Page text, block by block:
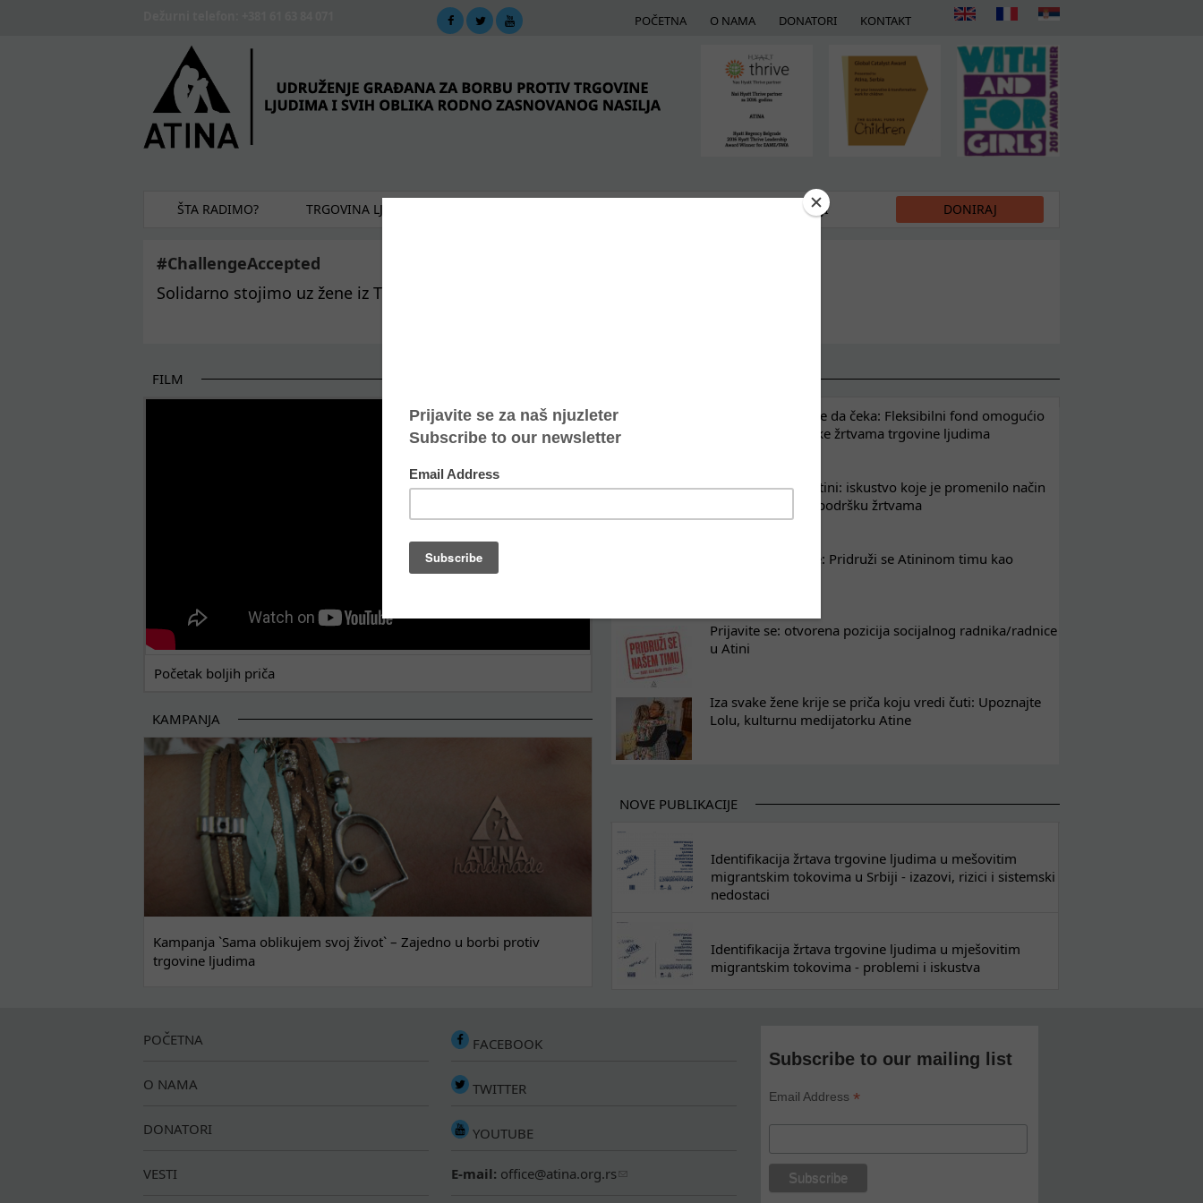
POČETNA O NAMA DONATORI KONTAKT
ŠTA RADIMO? TRGOVINA LJUDIMA MEDIJI DONIRAJ
#ChallengeAccepted
Solidarno stojimo uz žene iz Turske #WomenSupportingWomen
FILM
Početak boljih priča
KAMPANJA
Kampanja `Sama oblikujem svoj život` – Zajedno u borbi protiv
trgovine ljudima
Oporavak ne može da čeka: Fleksibilni fond omogućio
kontinuitet podrške žrtvama trgovine ljudima
Osam nedelja u Atini: iskustvo koje je promenilo način
na koji razumem podršku žrtvama
Tražimo pojačanje: Pridruži se Atininom timu kao
Prijavite se: otvorena pozicija socijalnog radnika/radnice
u Atini
Iza svake žene krije se priča koju vredi čuti: Upoznajte
Lolu, kulturnu medijatorku Atine
NOVE PUBLIKACIJE
Identifikacija žrtava trgovine ljudima u mešovitim
migrantskim tokovima u Srbiji - izazovi, rizici i sistemski
nedostaci
Identifikacija žrtava trgovine ljudima u mješovitim
migrantskim tokovima - problemi i iskustva
POČETNA
O NAMA
DONATORI
VESTI
FACEBOOK
TWITTER
YOUTUBE
E-mail: office@atina.org.rs
Subscribe to our mailing list
Email Address*